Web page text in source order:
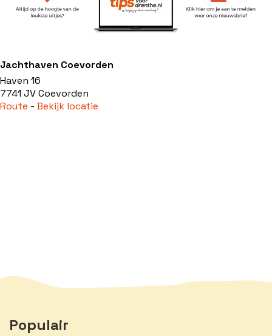
Jachthaven Coevorden
Haven 16
7741 JV Coevorden
Route - Bekijk locatie
Populair